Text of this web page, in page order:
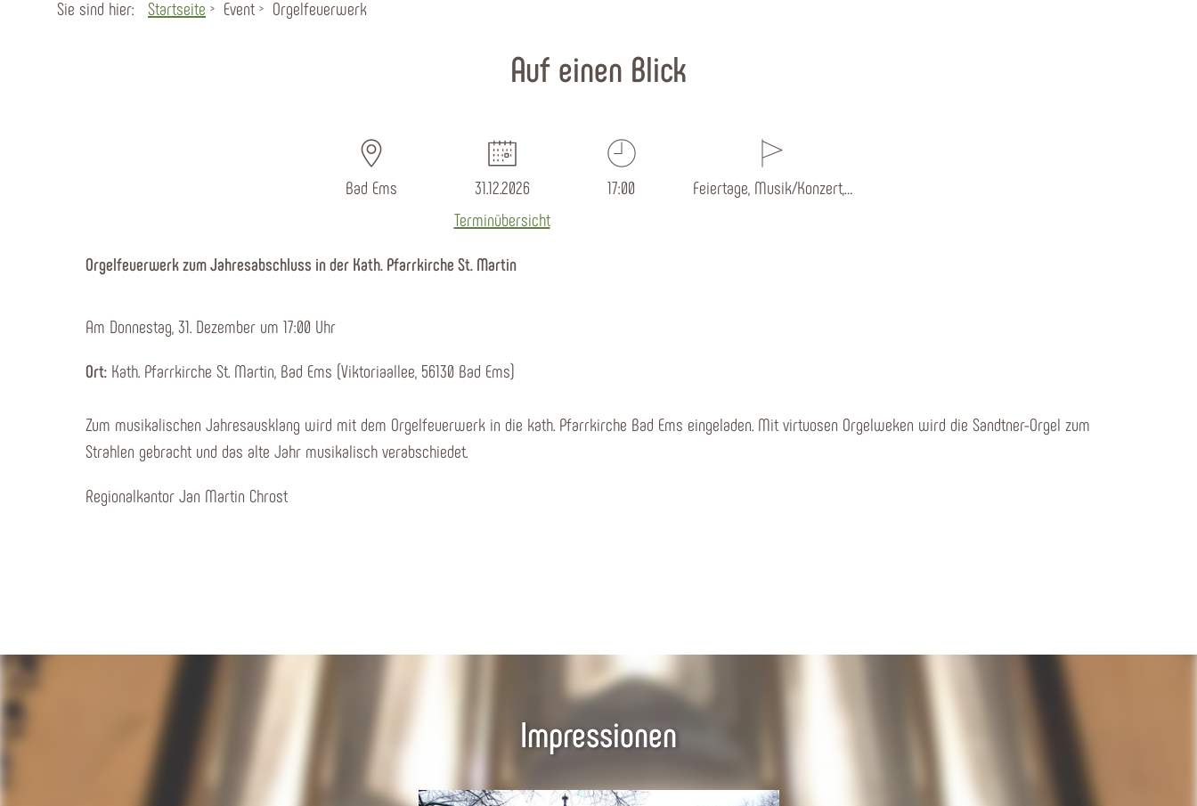
Sie sind hier: Startseite Event Orgelfeuerwerk
Auf einen Blick
Bad Ems
31.12.2026
Terminübersicht
17:00 Feiertage, Musik/Konzert,…
Orgelfeuerwerk zum Jahresabschluss in der Kath. Pfarrkirche St. Martin
Am Donnestag, 31. Dezember um 17:00 Uhr
Ort: Kath. Pfarrkirche St. Martin, Bad Ems (Viktoriaallee, 56130 Bad Ems)
Zum musikalischen Jahresausklang wird mit dem Orgelfeuerwerk in die kath. Pfarrkirche Bad Ems eingeladen. Mit virtuosen Orgelweken wird die Sandtner-Orgel zum
Strahlen gebracht und das alte Jahr musikalisch verabschiedet.
Regionalkantor Jan Martin Chrost
Impressionen